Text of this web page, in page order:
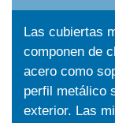
Las cubiertas
componen de
acero como
perfil metálico
exterior. Las